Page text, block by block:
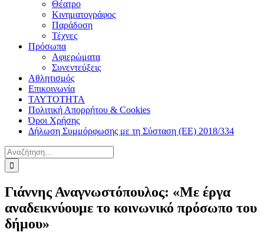
Θέατρο
Κινηματογράφος
Παράδοση
Τέχνες
Πρόσωπα
Αφιερώματα
Συνεντεύξεις
Αθλητισμός
Επικοινωνία
ΤΑΥΤΟΤΗΤΑ
Πολιτική Απορρήτου & Cookies
Όροι Χρήσης
Δήλωση Συμμόρφωσης με τη Σύσταση (ΕΕ) 2018/334
Αναζήτηση
για:
Γιάννης Αναγνωστόπουλος: «Με έργα
αναδεικνύουμε το κοινωνικό πρόσωπο του
δήμου»